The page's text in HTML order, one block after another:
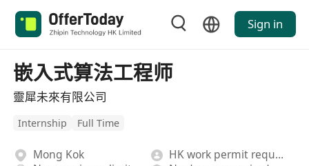
Sign in
嵌入式算法工程师
靈犀未來有限公司
Internship Full Time
Mong Kok
HK work permit required